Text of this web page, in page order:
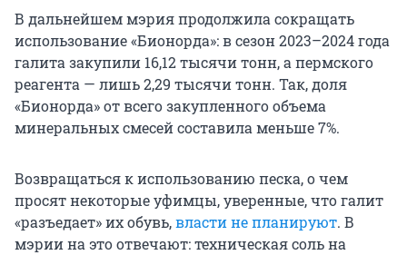
В дальнейшем мэрия продолжила сокращать
использование «Бионорда»: в сезон 2023–2024 года
галита закупили 16,12 тысячи тонн, а пермского
реагента — лишь 2,29 тысячи тонн. Так, доля
«Бионорда» от всего закупленного объема
минеральных смесей составила меньше 7%.
Возвращаться к использованию песка, о чем
просят некоторые уфимцы, уверенные, что галит
«разъедает» их обувь,власти не планируют. В
мэрии на это отвечают: техническая соль на